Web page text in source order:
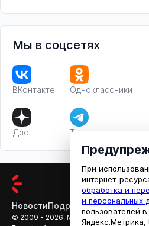
Мы в соцсетях
ВКонтакте Одноклассники
Дзен Телеграм
НовостиПодробностиАфиша
© 2009 - 2026, МЕДИАРЯЗАНЬ
При
интернет-
обработка и
и персональных
пользователей
Яндекс.Метрика,